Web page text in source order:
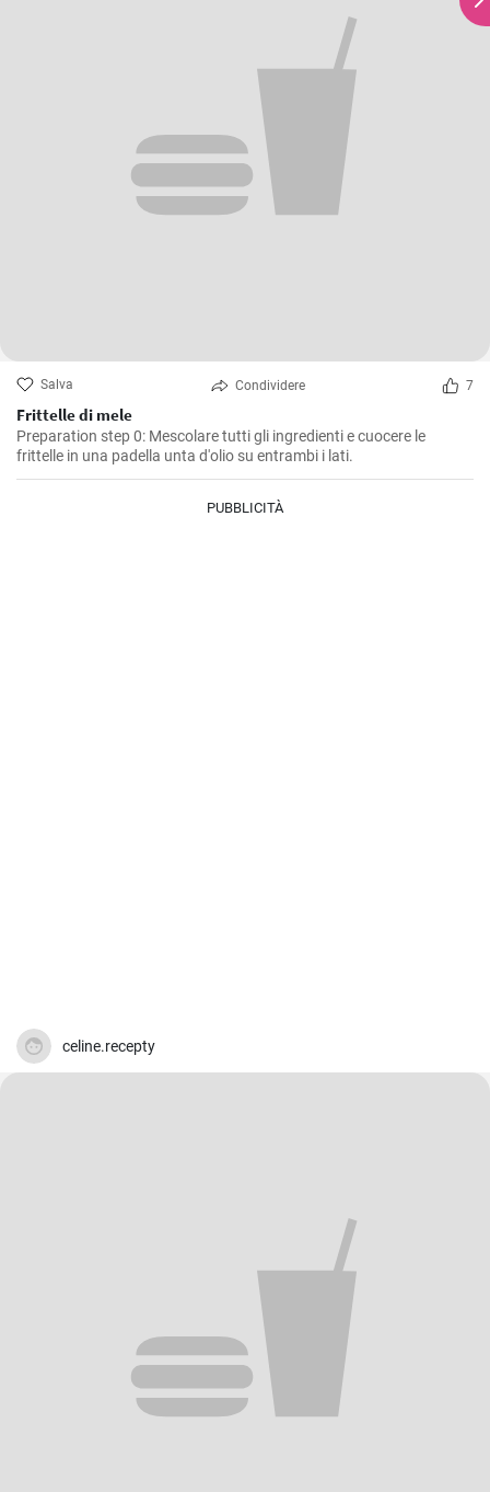
Salva Condividere 7
Frittelle di mele
Preparation step 0: Mescolare tutti gli ingredienti e cuocere le
frittelle in una padella unta d'olio su entrambi i lati.
PUBBLICITÀ
celine.recepty